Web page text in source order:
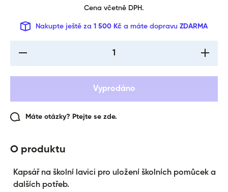
Cena včetně DPH.
Nakupte ještě za 1 500 Kč a máte dopravu ZDARMA
I18n Error: Missing
I18n
Vyprodáno
Máte otázky? Ptejte se zde.
O produktu
Kapsář na školní lavici pro uložení školních pomůcek a
dalších potřeb.